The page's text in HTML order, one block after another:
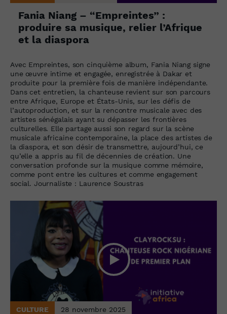
Fania Niang – “Empreintes” :
produire sa musique, relier l’Afrique
et la diaspora
Avec Empreintes, son cinquième album, Fania Niang signe
une œuvre intime et engagée, enregistrée à Dakar et
produite pour la première fois de manière indépendante.
Dans cet entretien, la chanteuse revient sur son parcours
entre Afrique, Europe et États-Unis, sur les défis de
l’autoproduction, et sur la rencontre musicale avec des
artistes sénégalais ayant su dépasser les frontières
culturelles. Elle partage aussi son regard sur la scène
musicale africaine contemporaine, la place des artistes de
la diaspora, et son désir de transmettre, aujourd’hui, ce
qu’elle a appris au fil de décennies de création. Une
conversation profonde sur la musique comme mémoire,
comme pont entre les cultures et comme engagement
social. Journaliste : Laurence Soustras
CULTURE 28 novembre 2025